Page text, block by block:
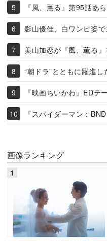
『風、薫る』第95話あ
影山優佳、白ワンピ姿
美山加恋が『風、薫る
“朝ドラ”とともに躍進し
『映画ちいかわ』EDテ
『スパイダーマン：
画像ランキング